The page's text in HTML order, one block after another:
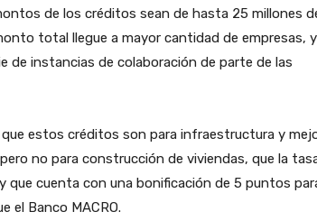
de los créditos sean de hasta 25 millones
total llegue a mayor cantidad de empresas, y
de instancias de colaboración de parte de las
estos créditos son para infraestructura y
no para construcción de viviendas, que la
que cuenta con una bonificación de 5 puntos
el Banco MACRO.